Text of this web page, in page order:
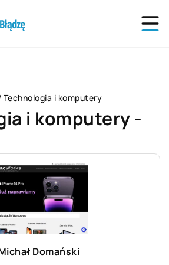
Technologia i komputery
i komputery -
Domański